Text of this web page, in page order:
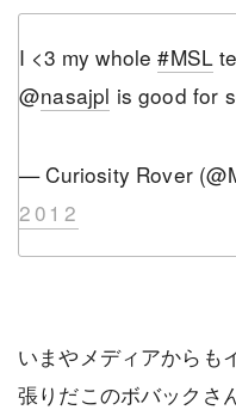
I <3 my whole#MSL
@nasajpl is good for
— Curiosity Rover
2012
いまやメディアからも
張りだこのボバックさ